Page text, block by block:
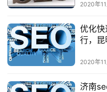
2020年11
优化
行，
2020年
济南